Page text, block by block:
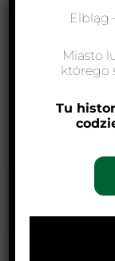
Poprzedni Wpis
Elbląg
Miasto
którego
Tu